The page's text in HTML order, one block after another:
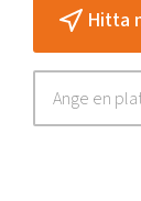
Hitta